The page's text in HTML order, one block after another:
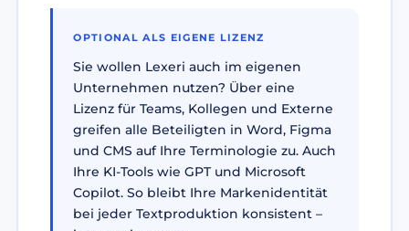
OPTIONAL ALS EIGENE LIZENZ
Sie wollen Lexeri auch im eigenen
Unternehmen nutzen? Über eine
Lizenz für Teams, Kollegen und Externe
greifen alle Beteiligten in Word, Figma
und CMS auf Ihre Terminologie zu. Auch
Ihre KI-Tools wie GPT und Microsoft
Copilot. So bleibt Ihre Markenidentität
bei jeder Textproduktion konsistent –